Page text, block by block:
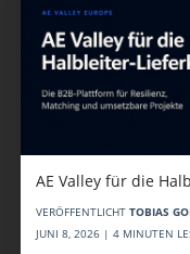
AE Valley für die
VERÖFFENTLICHT TOBIAS
JUNI 8, 2026 | 4 MINUTEN